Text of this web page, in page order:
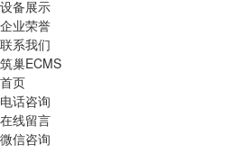
设备展示
企业荣誉
联系我们
筑巢ECMS
首页
电话咨询
在线留言
微信咨询